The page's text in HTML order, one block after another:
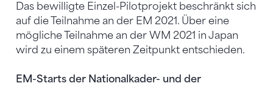
Das bewilligte Einzel-Pilotprojekt beschränkt sich
auf die Teilnahme an der EM 2021. Über eine
mögliche Teilnahme an der WM 2021 in Japan
wird zu einem späteren Zeitpunkt entschieden.
EM-Starts der Nationalkader- und der